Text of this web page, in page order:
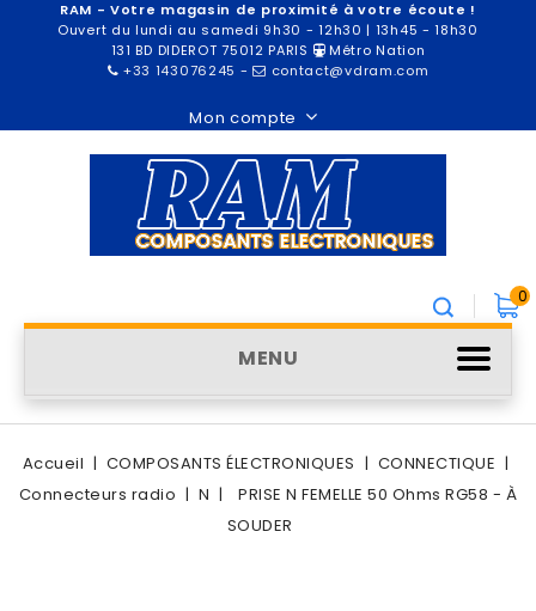
RAM - Votre magasin de proximité à votre écoute !
Ouvert du lundi au samedi 9h30 - 12h30 | 13h45 - 18h30
131 BD DIDEROT 75012 PARIS
Métro Nation
+33 143076245 - contact@vdram.com
Mon compte
0
MENU
Accueil COMPOSANTS ÉLECTRONIQUES
CONNECTIQUE
Connecteurs radio
N
PRISE N FEMELLE 50 Ohms RG58 - À
SOUDER